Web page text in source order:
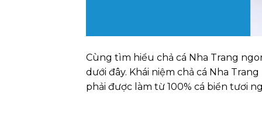
Cùng tìm hiểu chả cá Nha Trang
dưới đây. Khái niệm chả cá Nha
phải được làm từ 100% cá biển tươi